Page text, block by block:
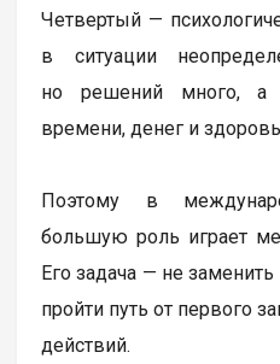
Четвертый —
в ситуации
но решений много, а
времени, денег и
Поэтому в
большую роль играет
Его задача — не
пройти путь от первого
действий.